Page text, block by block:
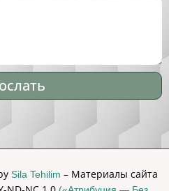
Sila Tehilim – Материалы сайта